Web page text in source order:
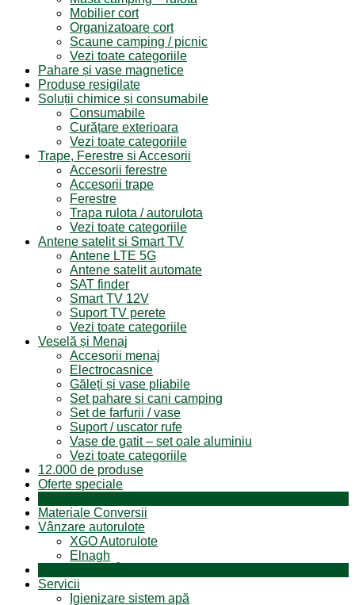
Mobilier cort
Organizatoare cort
Scaune camping / picnic
Vezi toate categoriile
Pahare și vase magnetice
Produse resigilate
Soluții chimice și consumabile
Consumabile
Curățare exterioara
Vezi toate categoriile
Trape, Ferestre si Accesorii
Accesorii ferestre
Accesorii trape
Ferestre
Trapa rulota / autorulota
Vezi toate categoriile
Antene satelit si Smart TV
Antene LTE 5G
Antene satelit automate
SAT finder
Smart TV 12V
Suport TV perete
Vezi toate categoriile
Veselă și Menaj
Accesorii menaj
Electrocasnice
Găleți și vase pliabile
Set pahare si cani camping
Set de farfurii / vase
Suport / uscator rufe
Vase de gatit – set oale aluminiu
Vezi toate categoriile
12.000 de produse
Oferte speciale
Materiale Conversii
Vânzare autorulote
XGO Autorulote
Elnagh
Servicii
Igienizare sistem apă